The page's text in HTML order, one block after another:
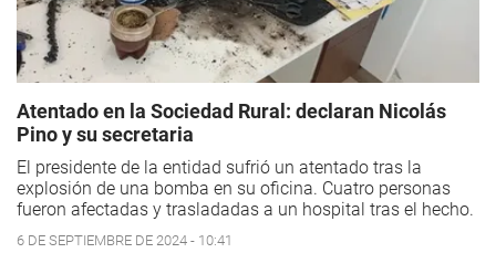
Atentado en la Sociedad Rural: declaran Nicolás
Pino y su secretaria
El presidente de la entidad sufrió un atentado tras la
explosión de una bomba en su oficina. Cuatro personas
fueron afectadas y trasladadas a un hospital tras el hecho.
6 DE SEPTIEMBRE DE 2024 - 10:41